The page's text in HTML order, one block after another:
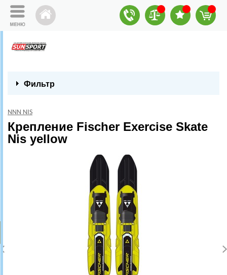
Фильтр
NNN NIS
Крепление Fischer Exercise Skate
Nis yellow